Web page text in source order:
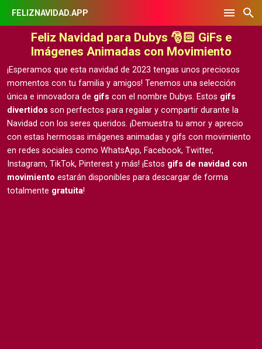
FELIZNAVIDAD.APP
Feliz Navidad para Dubys 🎅🏻 GiFs e
Imágenes Animadas con Movimiento
¡Esperamos que esta navidad de 2023 tengas unos preciosos
momentos con tu familia y amigos! Tenemos una selección
única e innovadora de gifs con el nombre Dubys. Estos gifs
divertidos son perfectos para regalar y compartir durante la
Navidad con los seres queridos. ¡Demuestra tu amor y aprecio
con estas hermosas imágenes animadas y gifs con movimiento
en redes sociales como WhatsApp, Facebook, Twitter,
Instagram, TikTok, Pinterest y más! ¡Estos gifs de navidad con
movimiento estarán disponibles para descargar de forma
totalmente gratuita!